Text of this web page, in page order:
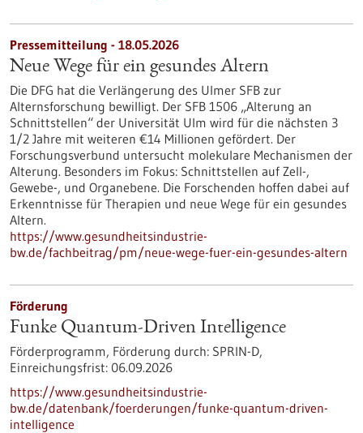
Pressemitteilung - 18.05.2026
Neue Wege für ein gesundes Altern
Die DFG hat die Verlängerung des Ulmer SFB zur
Alternsforschung bewilligt. Der SFB 1506 „Alterung an
Schnittstellen“ der Universität Ulm wird für die nächsten 3
1/2 Jahre mit weiteren €14 Millionen gefördert. Der
Forschungsverbund untersucht molekulare Mechanismen der
Alterung. Besonders im Fokus: Schnittstellen auf Zell-,
Gewebe-​, und Organebene. Die Forschenden hoffen dabei auf
Erkenntnisse für Therapien und neue Wege für ein gesundes
Altern.
https://www.gesundheitsindustrie-
bw.de/fachbeitrag/pm/neue-wege-fuer-ein-gesundes-altern
Förderung
Funke Quantum-Driven Intelligence
Förderprogramm, Förderung durch: SPRIN-D,
Einreichungsfrist: 06.09.2026
https://www.gesundheitsindustrie-
bw.de/datenbank/foerderungen/funke-quantum-driven-
intelligence